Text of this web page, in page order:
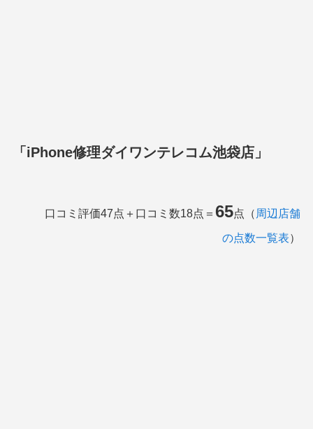
「iPhone修理ダイワンテレコム池袋店」
口コミ評価47点＋口コミ数18点＝ 65点（ 周辺店舗
の点数一覧表）